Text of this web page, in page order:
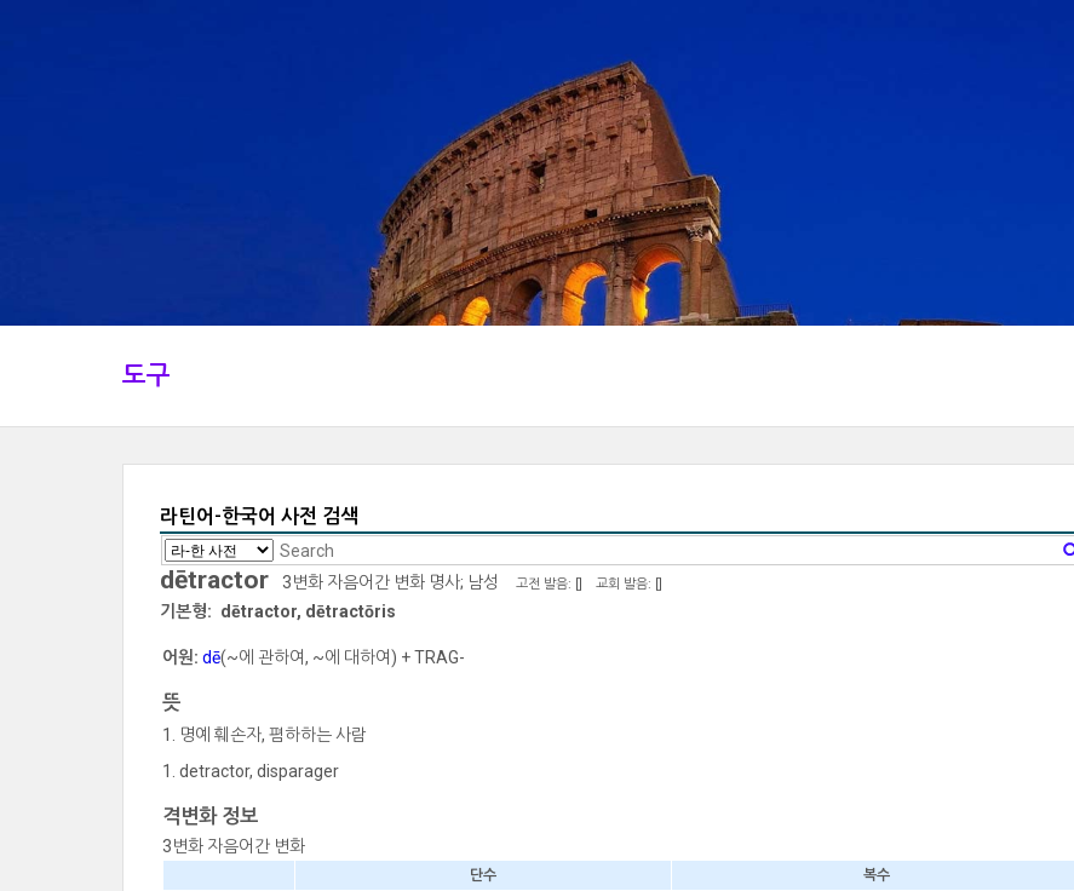
도구
라틴어-한국어 사전 검색
dētractor 3변화 자음어간 변화 명사; 남성 고전 발음: [] 교회 발음: []
기본형: dētractor, dētractōris
어원: dē(~에 관하여, ~에 대하여) + TRAG-
뜻
명예 훼손자, 폄하하는 사람
detractor, disparager
격변화 정보
3변화 자음어간 변화
단수 복수